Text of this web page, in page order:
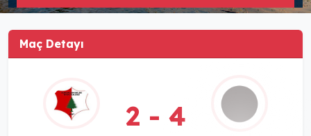
Maç Detayı
2 - 4